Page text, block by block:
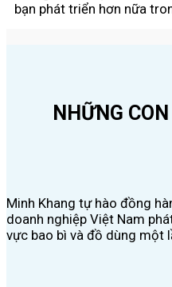
bạn phát triển hơn nữa
NHỮNG
Minh Khang tự hào đồng
doanh nghiệp Việt Nam
vực bao bì và đồ dùng một